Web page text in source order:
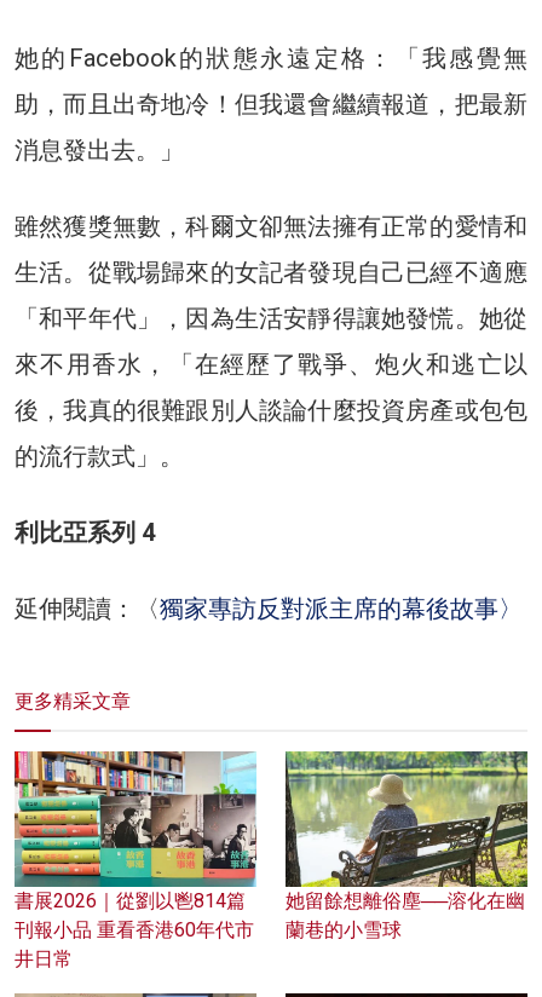
她的Facebook的狀態永遠定格：「我感覺無
助，而且出奇地冷！但我還會繼續報道，把最新
消息發出去。」
雖然獲獎無數，科爾文卻無法擁有正常的愛情和
生活。從戰場歸來的女記者發現自己已經不適應
「和平年代」，因為生活安靜得讓她發慌。她從
來不用香水，「在經歷了戰爭、炮火和逃亡以
後，我真的很難跟別人談論什麼投資房產或包包
的流行款式」。
利比亞系列 4
延伸閱讀：〈獨家專訪反對派主席的幕後故事〉
更多精采文章
書展2026｜從劉以鬯814篇
刊報小品 重看香港60年代市
井日常
她留餘想離俗塵──溶化在幽
蘭巷的小雪球